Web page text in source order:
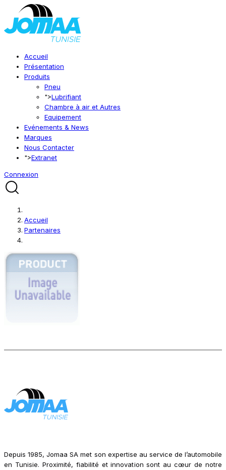
Accueil
Présentation
Produits
Pneu
">Lubrifiant
Chambre à air et Autres
Equipement
Evénements & News
Marques
Nous Contacter
">Extranet
Connexion
Accueil
Partenaires
Depuis 1985, Jomaa SA met son expertise au service de l’automobile
en Tunisie. Proximité, fiabilité et innovation sont au cœur de notre